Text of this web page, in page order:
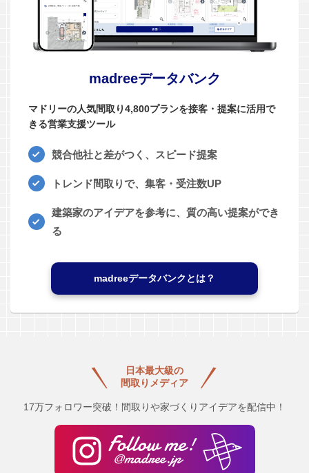
madreeデータバンク
マドリーの人気間取り4,800プランを接客・提案に活用で
きる営業支援ツール
競合他社と差がつく、スピード提案
トレンド間取りで、集客・受注数UP
建築家のアイデアを参考に、質の高い提案ができ
る
madreeデータバンクとは？
日本最大級の
間取りメディア
17万フォロワー突破！間取りや家づくりアイデアを配信中！